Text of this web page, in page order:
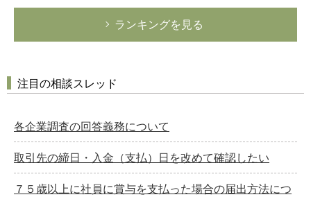
ランキングを見る
注目の相談スレッド
各企業調査の回答義務について
取引先の締日・入金（支払）日を改めて確認したい
７５歳以上に社員に賞与を支払った場合の届出方法につ